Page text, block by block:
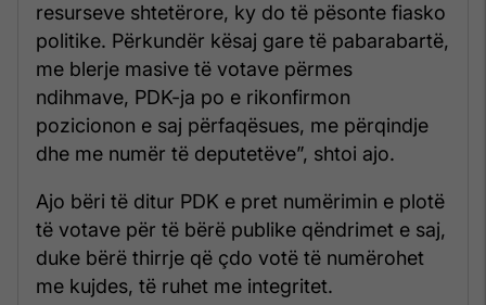
resurseve shtetërore, ky do të pësonte fiasko
politike. Përkundër kësaj gare të pabarabartë,
me blerje masive të votave përmes
ndihmave, PDK-ja po e rikonfirmon
pozicionon e saj përfaqësues, me përqindje
dhe me numër të deputetëve”, shtoi ajo.
Ajo bëri të ditur PDK e pret numërimin e plotë
të votave për të bërë publike qëndrimet e saj,
duke bërë thirrje që çdo votë të numërohet
me kujdes, të ruhet me integritet.